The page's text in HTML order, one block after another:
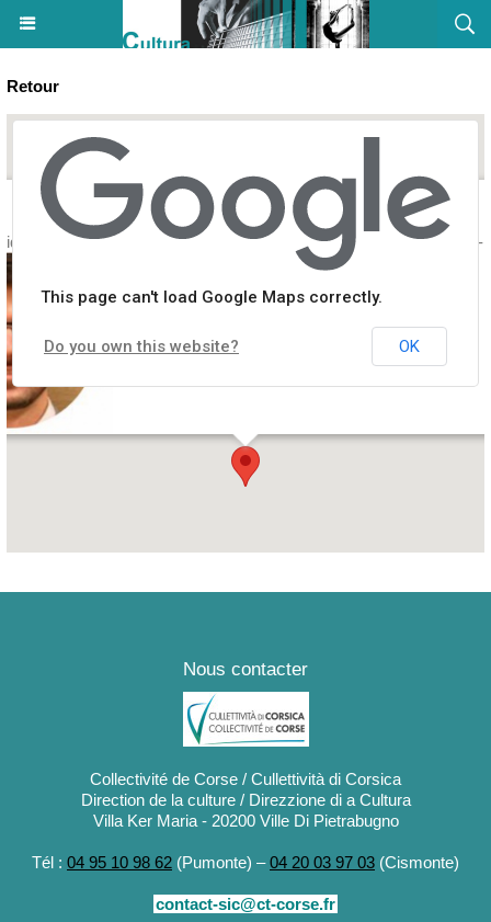
Retour
: Les stratégies énergétiques par Pierre Laboué - Parc Galea -
This page can't load Google Maps correctly.
Do you own this website? OK
Nous contacter
Collectivité de Corse / Cullettività di Corsica
Direction de la culture / Direzzione di a Cultura
Villa Ker Maria - 20200 Ville Di Pietrabugno
Tél : 04 95 10 98 62 (Pumonte) –04 20 03 97 03 (Cismonte)
contact-sic@ct-corse.fr